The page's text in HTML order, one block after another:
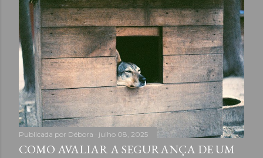
Publicada por Débora julho 08, 2025
COMO AVALIAR A SEGURANÇA DE UM